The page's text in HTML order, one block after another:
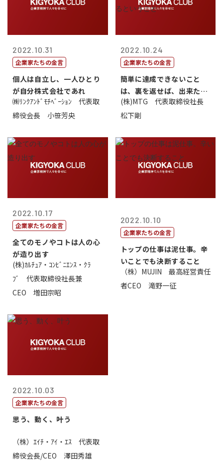
2022.10.31
企業家たちの金言
個人は自立し、一人ひとり
が自分株式会社であれ
㈱ﾘﾝｸｱﾝﾄﾞﾓﾁﾍﾞｰｼｮﾝ 代表取
締役会長 小笹芳央
2022.10.24
企業家たちの金言
簡単に達成できないこと
は、裏を返せば、出来たら
価値があるとい...
(株)MTG 代表取締役社長
松下剛
2022.10.17
企業家たちの金言
全てのモノやコトは人の心
が造り出す
(株)ｶﾙﾁｭｱ・ｺﾝﾋﾞﾆｴﾝｽ・ｸﾗ
ﾌﾞ 代表取締役社長兼
CEO 増田宗昭
2022.10.10
企業家たちの金言
トップの仕事は泥仕事。辛
いことでも決断すること
（株）MUJIN 最高経営責任
者CEO 滝野一征
2022.10.03
企業家たちの金言
思う、動く、叶う
（株）ｴｲﾁ・ｱｲ・ｴｽ 代表取
締役会長/CEO 澤田秀雄